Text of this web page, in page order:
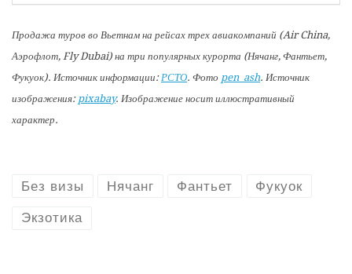
Продажа туров во Вьетнам на рейсах трех авиакомпаний (Air China,
Аэрофлот, Fly Dubai) на три популярных курорта (Нячанг, Фантьет,
Фукуок). Источник информации: РСТО. Фото pen_ash. Источник
изображения: pixabay. Изображение носит иллюстративный
характер.
Без визы Нячанг Фантьет Фукуок
Экзотика